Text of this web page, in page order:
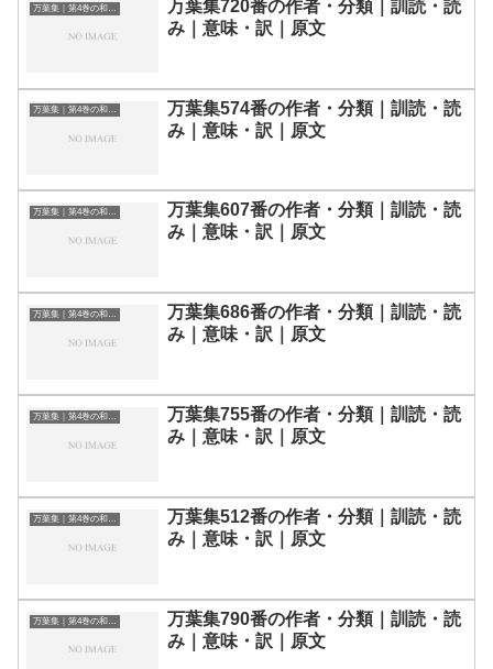
万葉集｜第4巻の和歌一覧
万葉集720番の作者・分類｜訓読・読
み｜意味・訳｜原文
万葉集｜第4巻の和歌一覧
万葉集574番の作者・分類｜訓読・読
み｜意味・訳｜原文
万葉集｜第4巻の和歌一覧
万葉集607番の作者・分類｜訓読・読
み｜意味・訳｜原文
万葉集｜第4巻の和歌一覧
万葉集686番の作者・分類｜訓読・読
み｜意味・訳｜原文
万葉集｜第4巻の和歌一覧
万葉集755番の作者・分類｜訓読・読
み｜意味・訳｜原文
万葉集｜第4巻の和歌一覧
万葉集512番の作者・分類｜訓読・読
み｜意味・訳｜原文
万葉集｜第4巻の和歌一覧
万葉集790番の作者・分類｜訓読・読
み｜意味・訳｜原文